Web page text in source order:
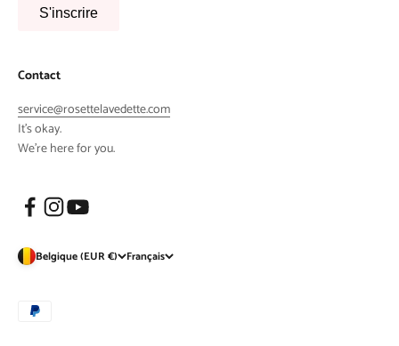
S'inscrire
Contact
service@rosettelavedette.com
It's okay.
We're here for you.
Belgique (EUR €) Français